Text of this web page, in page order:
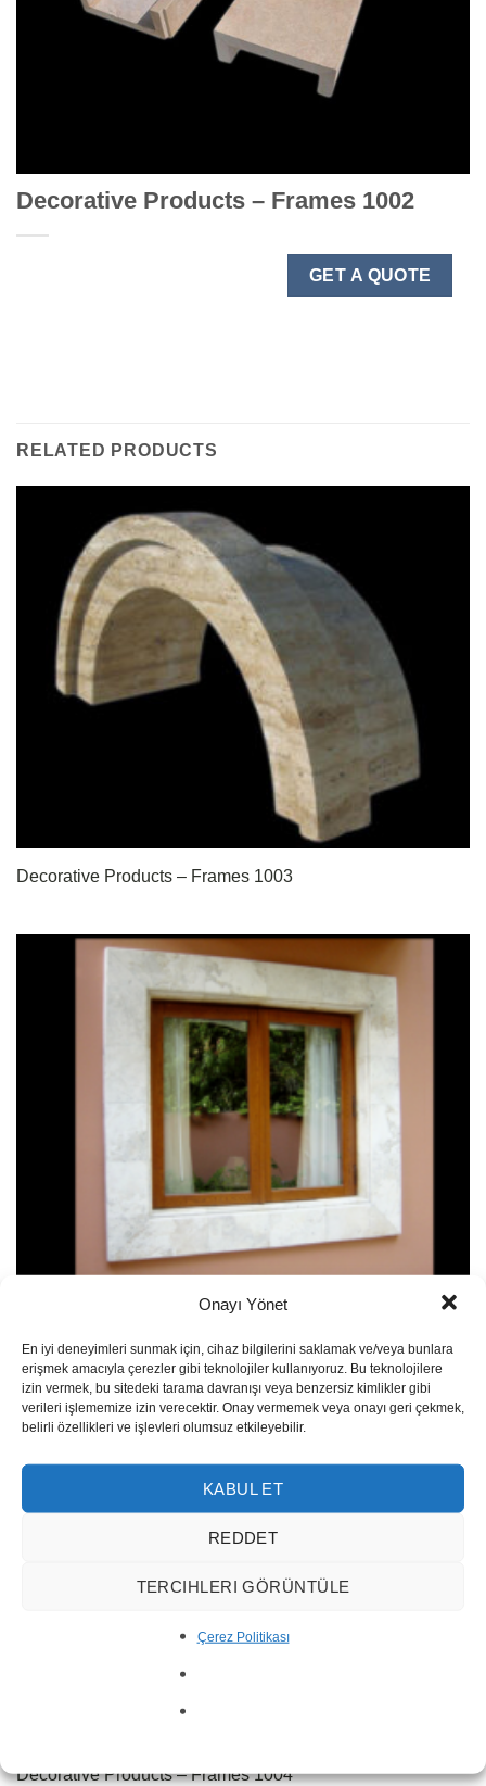
Onayı Yönet
En iyi deneyimleri sunmak için, cihaz bilgilerini saklamak ve/veya bunlara
erişmek amacıyla çerezler gibi teknolojiler kullanıyoruz. Bu teknolojilere
izin vermek, bu sitedeki tarama davranışı veya benzersiz kimlikler gibi
verileri işlememize izin verecektir. Onay vermemek veya onayı geri çekmek,
belirli özellikleri ve işlevleri olumsuz etkileyebilir.
KABUL ET
REDDET
TERCIHLERI GÖRÜNTÜLE
Çerez Politikası
Decorative Products – Frames 1002
GET A QUOTE
RELATED PRODUCTS
Decorative Products – Frames 1003
Decorative Products – Frames 1004